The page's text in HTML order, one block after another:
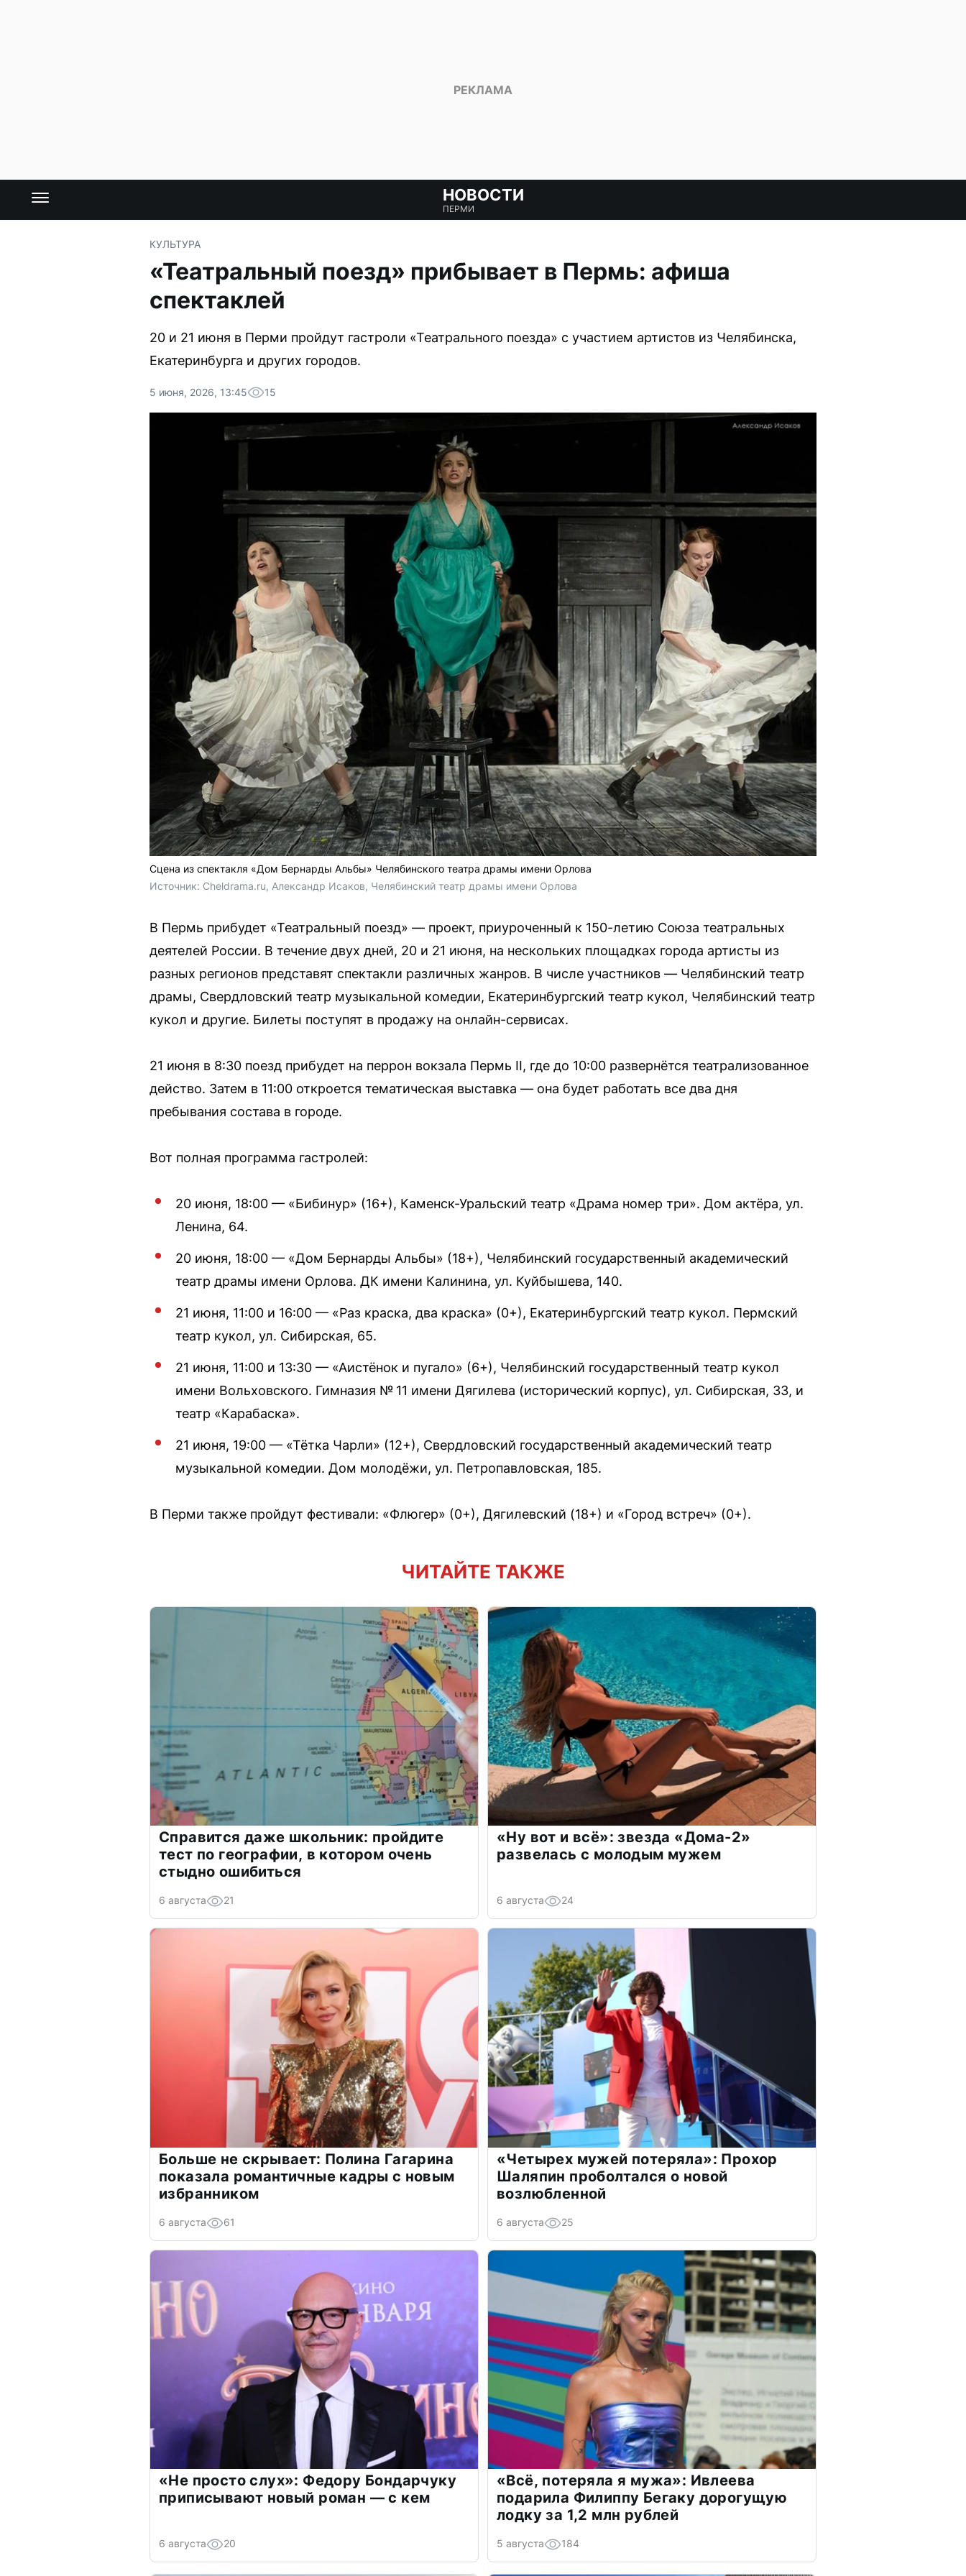
НОВОСТИ
ПЕРМИ
КУЛЬТУРА
«Театральный поезд» прибывает в Пермь: афиша
спектаклей
20 и 21 июня в Перми пройдут гастроли «Театрального поезда» с участием артистов из Челябинска,
Екатеринбурга и других городов.
5 июня, 2026, 13:45 15
Сцена из спектакля «Дом Бернарды Альбы» Челябинского театра драмы имени Орлова
Источник: Cheldrama.ru, Александр Исаков, Челябинский театр драмы имени Орлова
В Пермь прибудет «Театральный поезд» — проект, приуроченный к 150-летию Союза театральных
деятелей России. В течение двух дней, 20 и 21 июня, на нескольких площадках города артисты из
разных регионов представят спектакли различных жанров. В числе участников — Челябинский театр
драмы, Свердловский театр музыкальной комедии, Екатеринбургский театр кукол, Челябинский театр
кукол и другие. Билеты поступят в продажу на онлайн-сервисах.
21 июня в 8:30 поезд прибудет на перрон вокзала Пермь II, где до 10:00 развернётся театрализованное
действо. Затем в 11:00 откроется тематическая выставка — она будет работать все два дня
пребывания состава в городе.
Вот полная программа гастролей:
20 июня, 18:00 — «Бибинур» (16+), Каменск-Уральский театр «Драма номер три». Дом актёра, ул.
Ленина, 64.
20 июня, 18:00 — «Дом Бернарды Альбы» (18+), Челябинский государственный академический
театр драмы имени Орлова. ДК имени Калинина, ул. Куйбышева, 140.
21 июня, 11:00 и 16:00 — «Раз краска, два краска» (0+), Екатеринбургский театр кукол. Пермский
театр кукол, ул. Сибирская, 65.
21 июня, 11:00 и 13:30 — «Аистёнок и пугало» (6+), Челябинский государственный театр кукол
имени Вольховского. Гимназия № 11 имени Дягилева (исторический корпус), ул. Сибирская, 33, и
театр «Карабаска».
21 июня, 19:00 — «Тётка Чарли» (12+), Свердловский государственный академический театр
музыкальной комедии. Дом молодёжи, ул. Петропавловская, 185.
В Перми также пройдут фестивали: «Флюгер» (0+), Дягилевский (18+) и «Город встреч» (0+).
ЧИТАЙТЕ ТАКЖЕ
Справится даже школьник: пройдите
тест по географии, в котором очень
стыдно ошибиться
6 августа 21
«Ну вот и всё»: звезда «Дома-2»
развелась с молодым мужем
6 августа 24
Больше не скрывает: Полина Гагарина
показала романтичные кадры с новым
избранником
6 августа 61
«Четырех мужей потеряла»: Прохор
Шаляпин проболтался о новой
возлюбленной
6 августа 25
«Не просто слух»: Федору Бондарчуку
приписывают новый роман — с кем
6 августа 20
«Всё, потеряла я мужа»: Ивлеева
подарила Филиппу Бегаку дорогущую
лодку за 1,2 млн рублей
5 августа 184